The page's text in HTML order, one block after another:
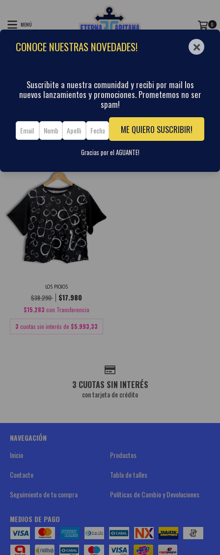
MENÚ 0
REMERAS /MÚSICA/ LOS PIOJOS
FILTRAR
LOS PIOJOS
$38.290 $17.980
$15.283 con Transferencia
3 cuotas sin interés de $5.993,33
3 CUOTAS SIN INTERÉS
con tarjeta de crédito
NAVEGACIÓN
Inicio
Productos
Contacto
Tabla de talles
Seguimiento de tu compra
Políticas de Cambio y Devoluciones
MEDIOS DE PAGO
CONOCE NUESTRAS NOVEDADES! ×
Suscribite a nuestra comunidad y recibi por mail los
nuevos lanzamientos y promociones. Prometemos no ser
spam!
ME QUIERO SUSCRIBIR!
Gracias por el AGUANTE!